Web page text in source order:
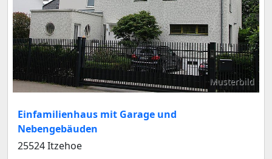
Musterbild
Einfamilienhaus mit Garage und
Nebengebäuden
25524 Itzehoe